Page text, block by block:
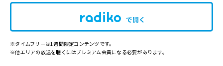
で開く
※タイムフリーは1週間限定コンテンツです。
※他エリアの放送を聴くにはプレミアム会員になる必要があります。